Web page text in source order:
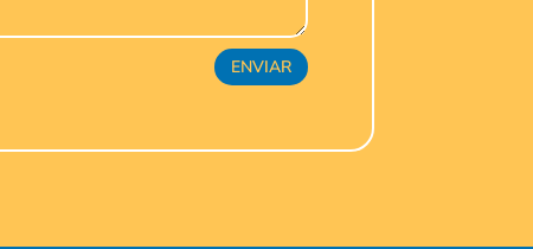
ENVIAR